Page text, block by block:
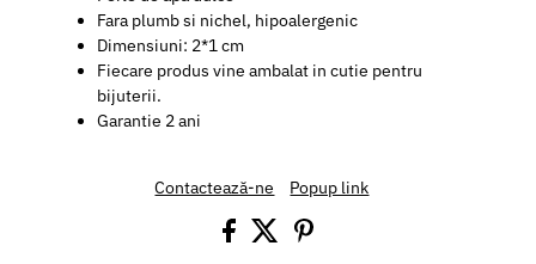
Fara plumb si nichel, hipoalergenic
Dimensiuni: 2*1 cm
Fiecare produs vine ambalat in cutie pentru
bijuterii.
Garantie 2 ani
Contactează-ne Popup link